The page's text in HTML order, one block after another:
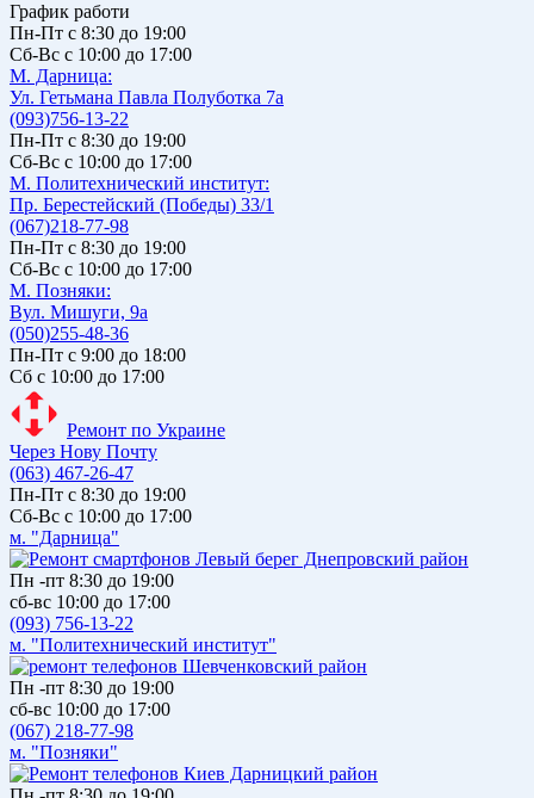
График работи
Пн-Пт с 8:30 до 19:00
Сб-Вс с 10:00 до 17:00
М. Дарницa:
Ул. Гетьмана Павла Полуботка 7а
(093)756-13-22
Пн-Пт с 8:30 до 19:00
Сб-Вс с 10:00 до 17:00
М. Политехнический институт:
Пр. Берестейский (Победы) 33/1
(067)218-77-98
Пн-Пт с 8:30 до 19:00
Сб-Вс с 10:00 до 17:00
М. Позняки:
Вул. Мишуги, 9а
(050)255-48-36
Пн-Пт с 9:00 до 18:00
Сб с 10:00 до 17:00
Ремонт по Украине
Через Нову Почту
(063) 467-26-47
Пн-Пт с 8:30 до 19:00
Сб-Вс с 10:00 до 17:00
м. "Дарница"
Пн -пт 8:30 до 19:00
сб-вс 10:00 до 17:00
(093) 756-13-22
м. "Политехнический институт"
Пн -пт 8:30 до 19:00
сб-вс 10:00 до 17:00
(067) 218-77-98
м. "Позняки"